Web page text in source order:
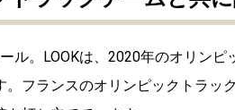
ル。LOOKは、2020年のオリン
フランスのオリンピックトラッ